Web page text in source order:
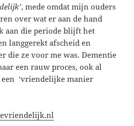
, mede omdat mijn ouders
over wat er aan de hand
aan die periode blijft het
langgerekt afscheid en
die ze voor me was. Dementie
een rauw proces, ook al
‘vriendelijke manier